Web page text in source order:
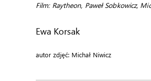
Film: Raytheon, Paweł Sobkowicz,
Ewa Korsak
autor zdjęć: Michał Niwicz